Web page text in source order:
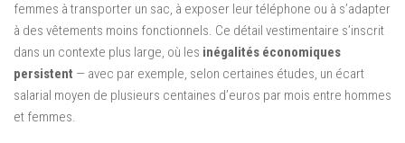
femmes à transporter un sac, à exposer leur téléphone ou à s’adapter
à des vêtements moins fonctionnels. Ce détail vestimentaire s’inscrit
dans un contexte plus large, où les inégalités économiques
persistent — avec par exemple, selon certaines études, un écart
salarial moyen de plusieurs centaines d’euros par mois entre hommes
et femmes.